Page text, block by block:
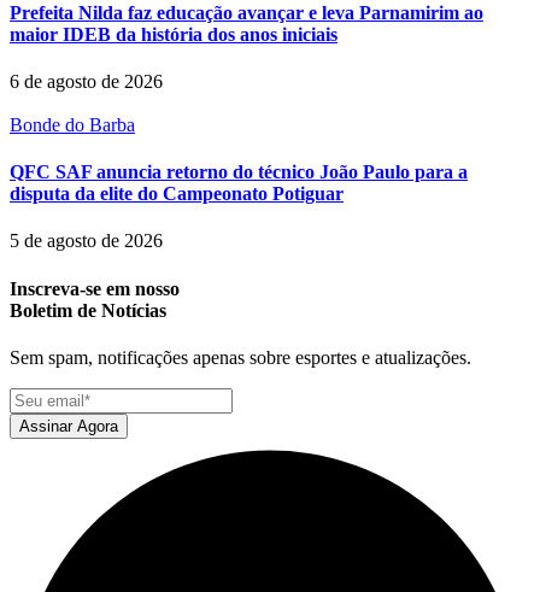
Prefeita Nilda faz educação avançar e leva Parnamirim ao
maior IDEB da história dos anos iniciais
6 de agosto de 2026
Bonde do Barba
QFC SAF anuncia retorno do técnico João Paulo para a
disputa da elite do Campeonato Potiguar
5 de agosto de 2026
Inscreva-se em nosso
Boletim de Notícias
Sem spam, notificações apenas sobre esportes e atualizações.
Assinar Agora